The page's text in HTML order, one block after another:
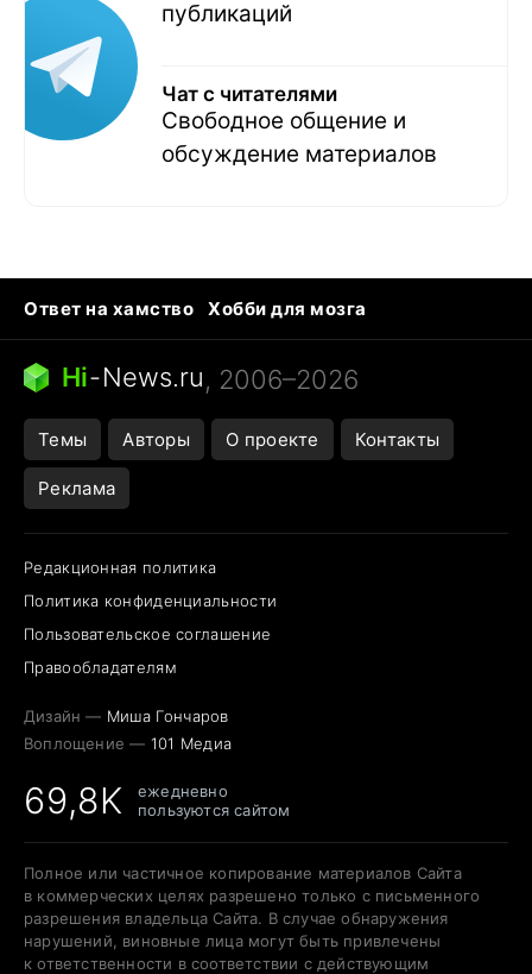
публикаций
Чат с читателями
Свободное общение и
обсуждение материалов
Ответ на хамство
Хобби для мозга
Бензин 100 и 95
Тунцы в океанариуме
Следующая пандемия
Hi-News.ru, 2006–2026
Темы Авторы О проекте Контакты
Реклама
Редакционная политика
Политика конфиденциальности
Пользовательское соглашение
Правообладателям
Дизайн — Миша Гончаров
Воплощение — 101 Медиа
69,8K
ежедневно
пользуются сайтом
Полное или частичное копирование материалов Сайта
в коммерческих целях разрешено только с письменного
разрешения владельца Сайта. В случае обнаружения
нарушений, виновные лица могут быть привлечены
к ответственности в соответствии с действующим